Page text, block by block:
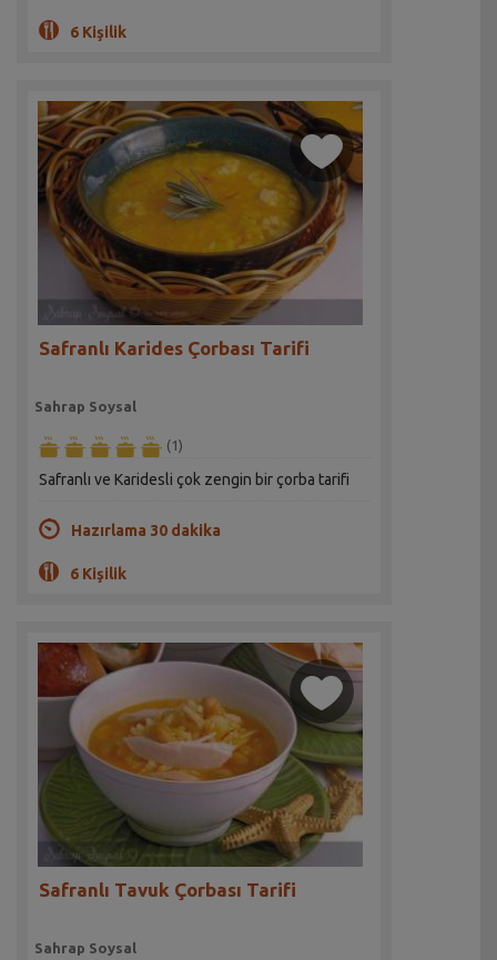
6 Kişilik
Safranlı Karides Çorbası Tarifi
Sahrap Soysal
(1)
Safranlı ve Karidesli çok zengin bir çorba tarifi
Hazırlama 30 dakika
6 Kişilik
Safranlı Tavuk Çorbası Tarifi
Sahrap Soysal